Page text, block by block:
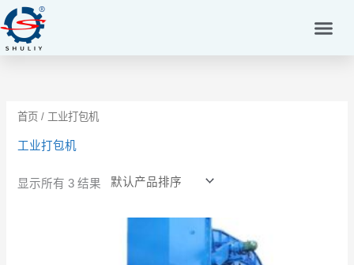
至
内
首页 / 工业打包机
工业打包机
显示所有 3 结果